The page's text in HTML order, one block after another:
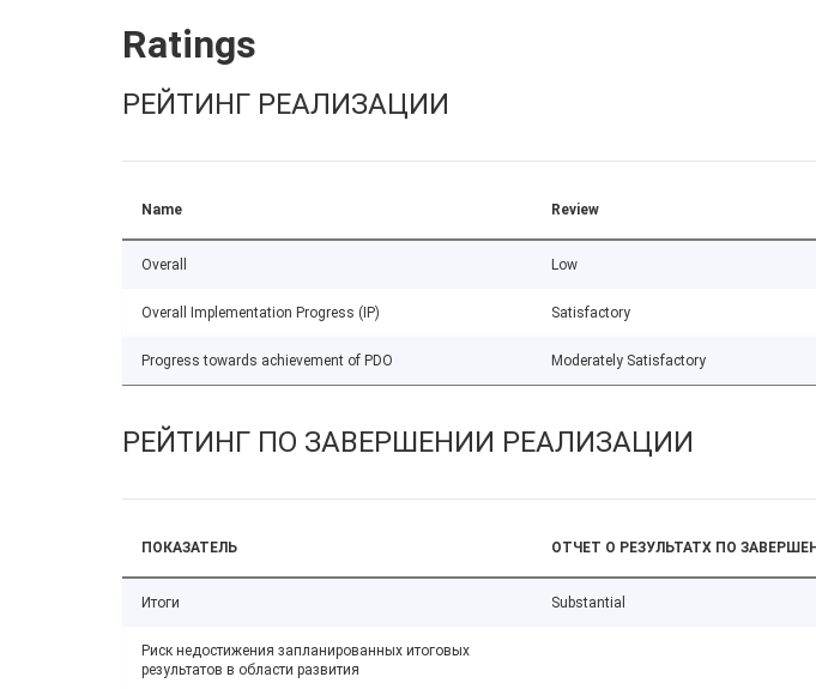
Ratings
РЕЙТИНГ РЕАЛИЗАЦИИ
Name Review
Overall Low
Overall Implementation Progress (IP) Satisfactory
Progress towards achievement of PDO Moderately Satisfactory
РЕЙТИНГ ПО ЗАВЕРШЕНИИ РЕАЛИЗАЦИИ
ПОКАЗАТЕЛЬ ОТЧЕТ О РЕЗУЛЬТАТХ ПО
Итоги Substantial
Риск недостижения запланированных итоговых
результатов в области развития